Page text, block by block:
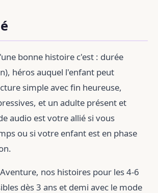
bonne histoire c'est : durée
héros auquel l'enfant peut
simple avec fin heureuse,
et un adulte présent et
audio est votre allié si vous
ou si votre enfant est en phase
nos histoires pour les 4-6
dès 3 ans et demi avec le mode